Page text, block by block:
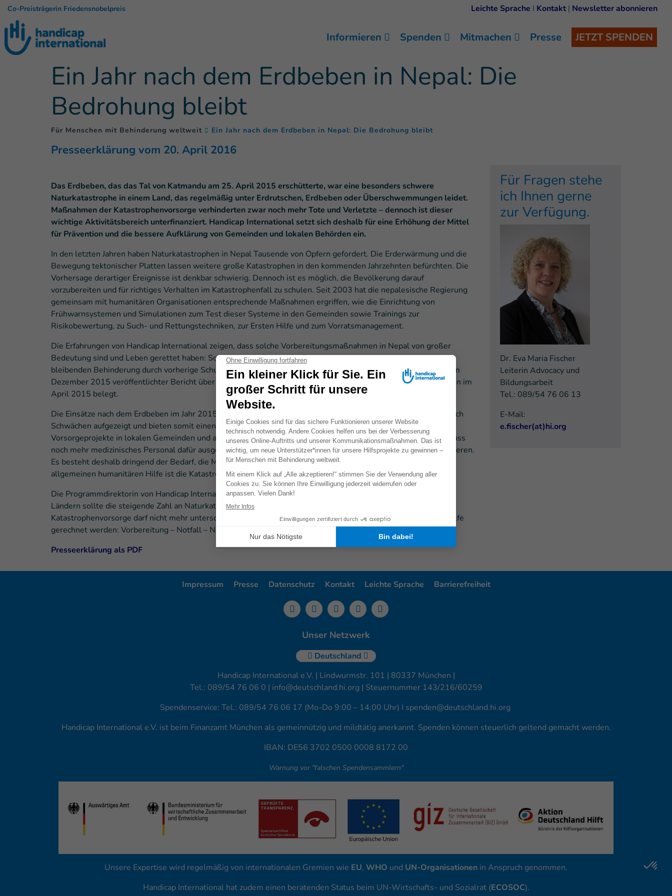
Co-Preisträgerin Friedensnobelpreis Leichte Sprache I Kontakt | Newsletter abonnieren
Informieren Spenden Mitmachen Presse JETZT SPENDEN
Ein Jahr nach dem Erdbeben in Nepal: Die
Bedrohung bleibt
Für Menschen mit Behinderung weltweit Ein Jahr nach dem Erdbeben in Nepal: Die Bedrohung bleibt(
Presseerklärung vom 20. April 2016
Das Erdbeben, das das Tal von Katmandu am 25. April 2015 erschütterte, war eine besonders schwere
Naturkatastrophe in einem Land, das regelmäßig unter Erdrutschen, Erdbeben oder Überschwemmungen leidet.
Maßnahmen der Katastrophenvorsorge verhinderten zwar noch mehr Tote und Verletzte – dennoch ist dieser
wichtige Aktivitätsbereich unterfinanziert. Handicap International setzt sich deshalb für eine Erhöhung der Mittel
für Prävention und die bessere Aufklärung von Gemeinden und lokalen Behörden ein.
In den letzten Jahren haben Naturkatastrophen in Nepal Tausende von Opfern gefordert. Die Erderwärmung und die
Bewegung tektonischer Platten lassen weitere große Katastrophen in den kommenden Jahrzehnten befürchten. Die
Vorhersage derartiger Ereignisse ist denkbar schwierig. Dennoch ist es möglich, die Bevölkerung darauf
vorzubereiten und für richtiges Verhalten im Katastrophenfall zu schulen. Seit 2003 hat die nepalesische Regierung
gemeinsam mit humanitären Organisationen entsprechende Maßnahmen ergriffen, wie die Einrichtung von
Frühwarnsystemen und Simulationen zum Test dieser Systeme in den Gemeinden sowie Trainings zur
Risikobewertung, zu Such- und Rettungstechniken, zur Ersten Hilfe und zum Vorratsmanagement.
Die Erfahrungen von Handicap International zeigen, dass solche Vorbereitungsmaßnahmen in Nepal von großer
Bedeutung sind und Leben gerettet haben: So wurden die Zahlen der Todesopfer und der Verletzten mit einer
bleibenden Behinderung durch vorherige Schulungen des medizinischen Personals erheblich reduziert, wie ein im
Dezember 2015 veröffentlichter Bericht über die Versorgung und Behandlung von Verletzten nach dem Erdbeben im
April 2015 belegt.
Die Einsätze nach dem Erdbeben im Jahr 2015 und den Überschwemmungen im Jahr zuvor haben jedoch auch noch
Schwächen aufgezeigt und bieten somit einen Anlass, notwendige Verbesserungen vorzunehmen. So müssen
Vorsorgeprojekte in lokalen Gemeinden und auch in abgelegenen Regionen durchgeführt werden. Außerdem muss
noch mehr medizinisches Personal dafür ausgebildet werden, die rasche Versorgung vieler Verletzter zu organisieren.
Es besteht deshalb dringend der Bedarf, die Mittel für Katastrophenvorsorge zu erhöhen. Im Verhältnis zur
allgemeinen humanitären Hilfe ist die Katastrophenvorsorge eher unterfinanziert – auch im globalen Kontext.
Die Programmdirektorin von Handicap International in Nepal, Sarah Blin, betont: „In Nepal, wie auch in anderen
Ländern sollte die steigende Zahl an Naturkatastrophen ein Umdenken in der Finanzierung herbeiführen. Die
Katastrophenvorsorge darf nicht mehr unterschätzt werden. Es muss systematisch mit den drei Aspekten der Hilfe
gerechnet werden: Vorbereitung – Notfall – Nachsorge. Das rettet Leben.“
Presseerklärung als PDF
Für Fragen stehe
ich Ihnen gerne
zur Verfügung.
Dr. Eva Maria Fischer
Leiterin Advocacy und
Bildungsarbeit
Tel.: 089/54 76 06 13
E-Mail:
e.fischer(at)hi.org
Impressum Presse Datenschutz Kontakt Leichte Sprache Barrierefreiheit
Unser Netzwerk
Deutschland
Handicap International e.V. | Lindwurmstr. 101 | 80337 München |
Tel.: 089/54 76 06 0 | info@deutschland.hi.org | Steuernummer 143/216/60259
Spendenservice: Tel.: 089/54 76 06 17 (Mo-Do 9:00 – 14:00 Uhr) I spenden@deutschland.hi.org
Handicap International e.V. ist beim Finanzamt München als gemeinnützig und mildtätig anerkannt. Spenden können steuerlich geltend gemacht werden.
IBAN: DE56 3702 0500 0008 8172 00
Warnung vor "falschen Spendensammlern"
Unsere Expertise wird regelmäßig von internationalen Gremien wie EU, WHO und UN-Organisationen in Anspruch genommen.
Handicap International hat zudem einen beratenden Status beim UN-Wirtschafts- und Sozialrat (ECOSOC).